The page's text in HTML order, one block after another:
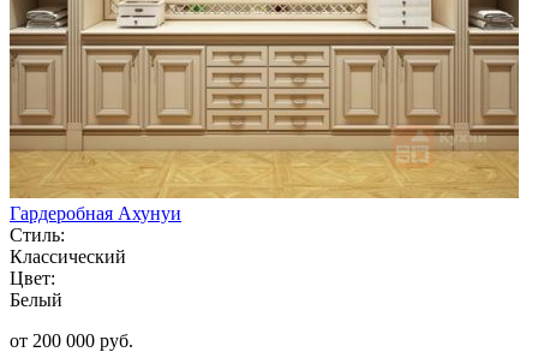
Гардеробная Ахунуи
Стиль:
Классический
Цвет:
Белый
от 200 000 руб.